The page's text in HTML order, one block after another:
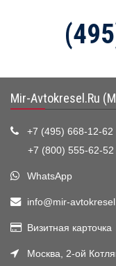
Mir-Avtokresel.Ru
+7 (495) 668-12-62
+7 (800) 555-62-52
WhatsApp
info@mir-
Визитная карточка
Москва, 2-ой